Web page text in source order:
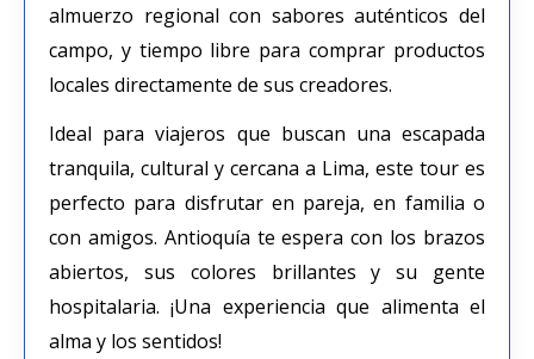
almuerzo regional con sabores auténticos del
campo, y tiempo libre para comprar productos
locales directamente de sus creadores.
Ideal para viajeros que buscan una escapada
tranquila, cultural y cercana a Lima, este tour es
perfecto para disfrutar en pareja, en familia o
con amigos. Antioquía te espera con los brazos
abiertos, sus colores brillantes y su gente
hospitalaria. ¡Una experiencia que alimenta el
alma y los sentidos!